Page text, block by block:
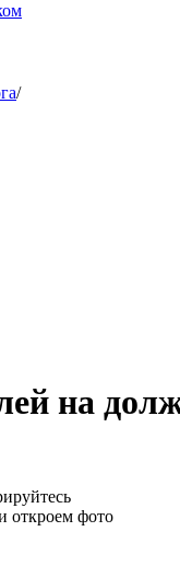
/
на
откроем фото